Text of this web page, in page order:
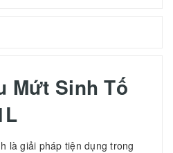
Mứt Sinh Tố
là giải pháp tiện dụng trong